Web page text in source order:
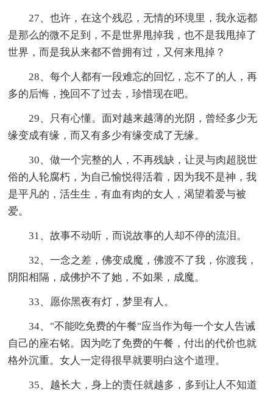
27、也许，在这个残忍，无情的环境里，我永远都
是那么的微不足到，不是世界甩掉我，也不是我甩掉了
世界，而是我从来都不曾拥有过，又何来甩掉？
28、每个人都有一段难忘的回忆，忘不了的人，再
多的后悔，挽回不了过去，珍惜现在吧。
29、只有心懂。面对越来越薄的光阴，曾经多少无
缘变成有缘，而又有多少有缘变成了无缘。
30、做一个完整的人，不再残缺，让灵与肉超脱世
俗的人轮腐朽，为自己愉悦得活着，因为我不是神，我
是平凡的，活生生，有血有肉的女人，渴望着爱与被
爱。
31、故事不动听，而说故事的人却不停的流泪。
32、一念之差，佛变成魔，佛渡不了我，你渡我，
阴阳相隔，成佛护不了她，不如果，成魔。
33、愿你黑夜有灯，梦里有人。
34、"不能吃免费的午餐"应当作为每一个女人告诫
自己的座右铭。因为吃了免费的午餐，付出的代价也就
格外沉重。女人一定得很早就要明白这个道理。
35、越长大，身上的责任就越多，多到让人不知道